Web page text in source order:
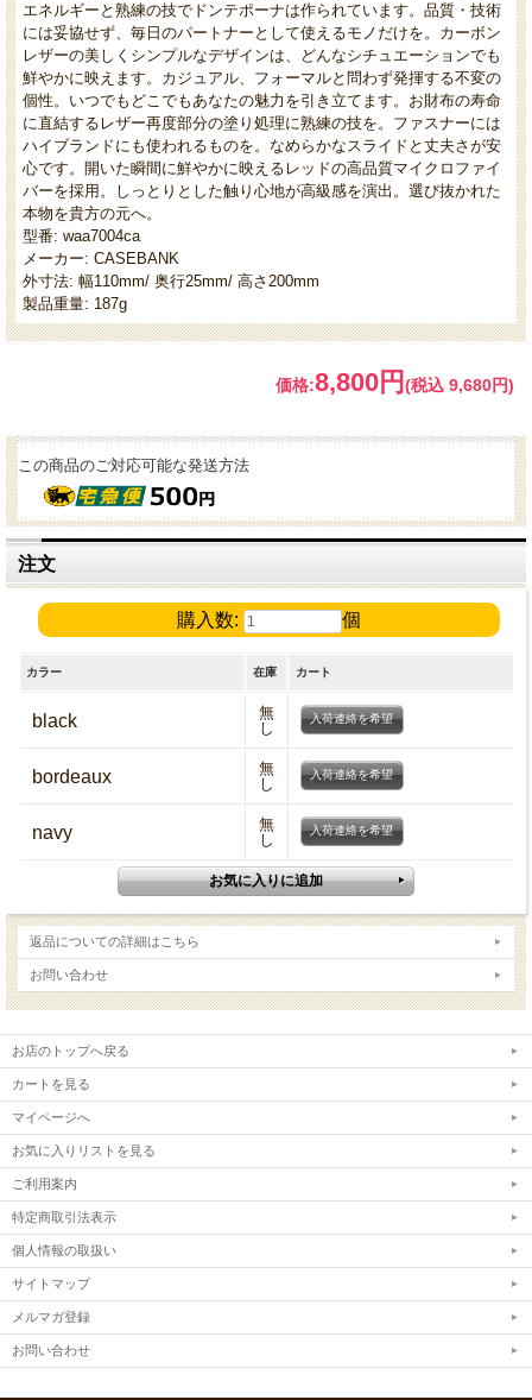
エネルギーと熟練の技でドンテポーナは作られています。品質・技術
には妥協せず、毎日のパートナーとして使えるモノだけを。カーボン
レザーの美しくシンプルなデザインは、どんなシチュエーションでも
鮮やかに映えます。カジュアル、フォーマルと問わず発揮する不変の
個性。いつでもどこでもあなたの魅力を引き立てます。お財布の寿命
に直結するレザー再度部分の塗り処理に熟練の技を。ファスナーには
ハイブランドにも使われるものを。なめらかなスライドと丈夫さが安
心です。開いた瞬間に鮮やかに映えるレッドの高品質マイクロファイ
バーを採用。しっとりとした触り心地が高級感を演出。選び抜かれた
本物を貴方の元へ。
型番: waa7004ca
メーカー: CASEBANK
外寸法: 幅110mm/ 奥行25mm/ 高さ200mm
製品重量: 187g
価格:8,800円 (税込 9,680円)
この商品のご対応可能な発送方法
注文
購入数: 個
カラー 在庫 カート
black
無
し
入荷連絡を希望
bordeaux
無
し
入荷連絡を希望
navy
無
し
入荷連絡を希望
返品についての詳細はこちら
お問い合わせ
お店のトップへ戻る
カートを見る
マイページへ
お気に入りリストを見る
ご利用案内
特定商取引法表示
個人情報の取扱い
サイトマップ
メルマガ登録
お問い合わせ